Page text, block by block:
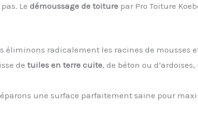
Le démoussage de toiture par Pro Toiture
éliminons radicalement les racines de mousses
de tuiles en terre cuite, de béton ou
une surface parfaitement saine pour